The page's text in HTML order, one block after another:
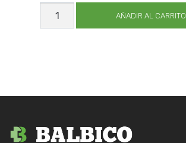
CALISUAR
EXPERT_GUIA
12
AÑADIR AL CARRITO